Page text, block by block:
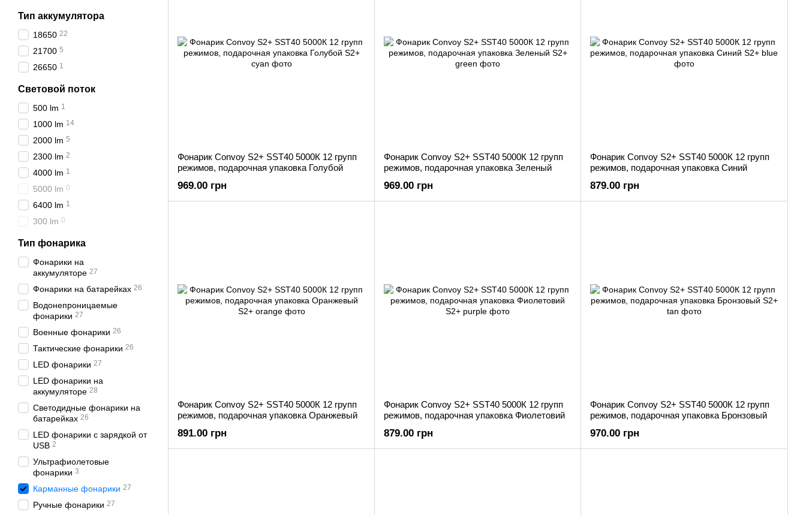
Фонарик Convoy S2+ SST40 5000К 12 групп
режимов, подарочная упаковка Голубой
969.00 грн
Фонарик Convoy S2+ SST40 5000К 12 групп
режимов, подарочная упаковка Зеленый
969.00 грн
Фонарик Convoy S2+ SST40 5000К 12 групп
режимов, подарочная упаковка Синий
879.00 грн
Фонарик Convoy S2+ SST40 5000К 12 групп
режимов, подарочная упаковка Оранжевый
891.00 грн
Фонарик Convoy S2+ SST40 5000К 12 групп
режимов, подарочная упаковка Фиолетовий
879.00 грн
Фонарик Convoy S2+ SST40 5000К 12 групп
режимов, подарочная упаковка Бронзовый
970.00 грн
Тип аккумулятора
18650 22
21700 5
26650 1
Световой поток
500 lm 1
1000 lm 14
2000 lm 5
2300 lm 2
4000 lm 1
5000 lm 0
6400 lm 1
300 lm 0
Тип фонарика
Фонарики на
аккумуляторе 27
Фонарики на батарейках 26
Водонепроницаемые
фонарики 27
Военные фонарики 26
Тактические фонарики 26
LED фонарики 27
LED фонарики на
аккумуляторе 28
Светодидные фонарики на
батарейках 26
LED фонарики с зарядкой от
USB 2
Ультрафиолетовые
фонарики 3
Карманные фонарики 27
Ручные фонарики 27